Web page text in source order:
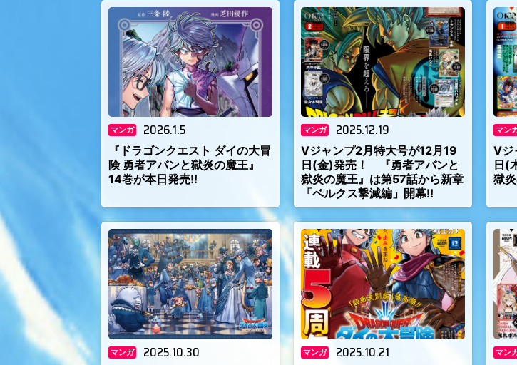
マンガ 2026.1.5
『ドラゴンクエスト ダイの大冒
険 勇者アバンと獄炎の魔王』
14巻が本日発売!!
マンガ 2025.12.19
Vジャンプ2月特大号が12月19
日(金)発売！ 『勇者アバンと
獄炎の魔王』は第57話から新章
「ベルクス撃滅編」開幕!!
マン
Vジ
日(
獄
マンガ 2025.10.30 マンガ 2025.10.21 マン